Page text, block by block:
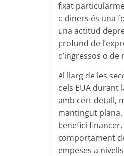
fixat
o diners és una
una actitud
profund de
d’ingressos o
Al llarg de les
dels EUA durant
amb cert detall,
mantingut
benefici
comportament
empeses a